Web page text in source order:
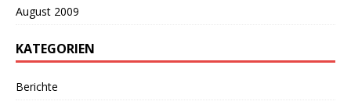
August 2009
KATEGORIEN
Berichte